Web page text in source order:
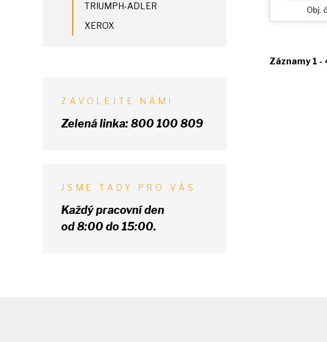
Obj.
Záznamy 1 -
TRIUMPH-ADLER
XEROX
ZAVOLEJTE NÁM!
Zelená linka:800 100 809
JSME TADY PRO VÁS
Každý pracovní den
od 8:00 do 15:00.